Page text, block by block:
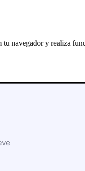
navegador y realiza